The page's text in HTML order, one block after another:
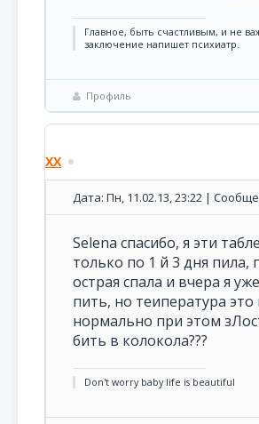
Главное, быть счастливым, и не
заключение напишет психиатр.
Профиль
XX
Дата: Пн, 11.02.13, 23:22 |
Selena спасибо, я эти
только по 1 й 3 дня пила,
острая спала и вчера я
пить, но теипература
нормально при этом
бить в колокола???
Don't worry baby life is beautiful